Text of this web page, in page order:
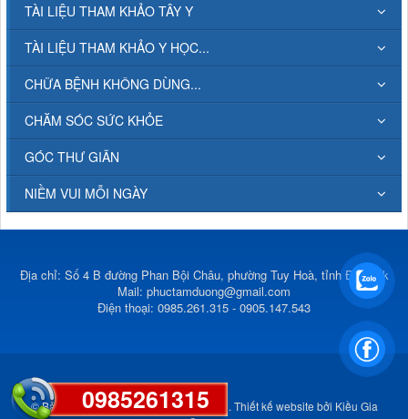
0985261315
TÀI LIỆU THAM KHẢO TÂY Y
TÀI LIỆU THAM KHẢO Y HỌC...
CHỮA BỆNH KHÔNG DÙNG...
CHĂM SÓC SỨC KHỎE
GÓC THƯ GIÃN
NIỀM VUI MỖI NGÀY
Địa chỉ: Số 4 B đường Phan Bội Châu, phường Tuy Hoà, tỉnh Đắk Lắk
Mail: phuctamduong@gmail.com
Điện thoại: 0985.261.315 - 0905.147.543
© Bản quyền thuộc vềPhúc Tâm Đường . Thiết kế website bởi Kiều Gia